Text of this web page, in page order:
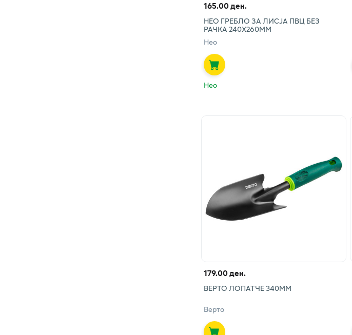
165.00 ден.
НЕО ГРЕБЛО ЗА ЛИСЈА ПВЦ БЕЗ
РАЧКА 240Х260ММ
Нео
Нео
179.00 ден.
ВЕРТО ЛОПАТЧЕ 340ММ
Верто